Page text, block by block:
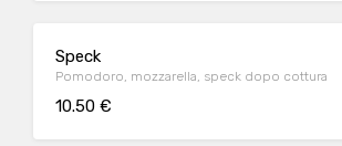
Speck
Pomodoro, mozzarella, speck dopo cottura
10.50 €